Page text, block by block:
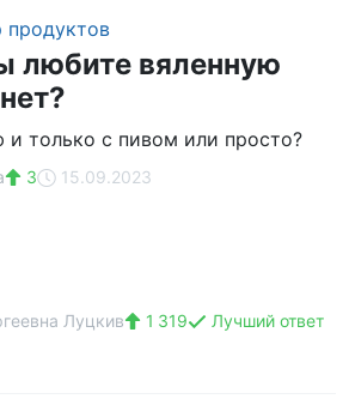
продуктов
любите вяленную
и только с пивом или просто?
3 15.09.2023
Луцкив 1 319
Лучший ответ